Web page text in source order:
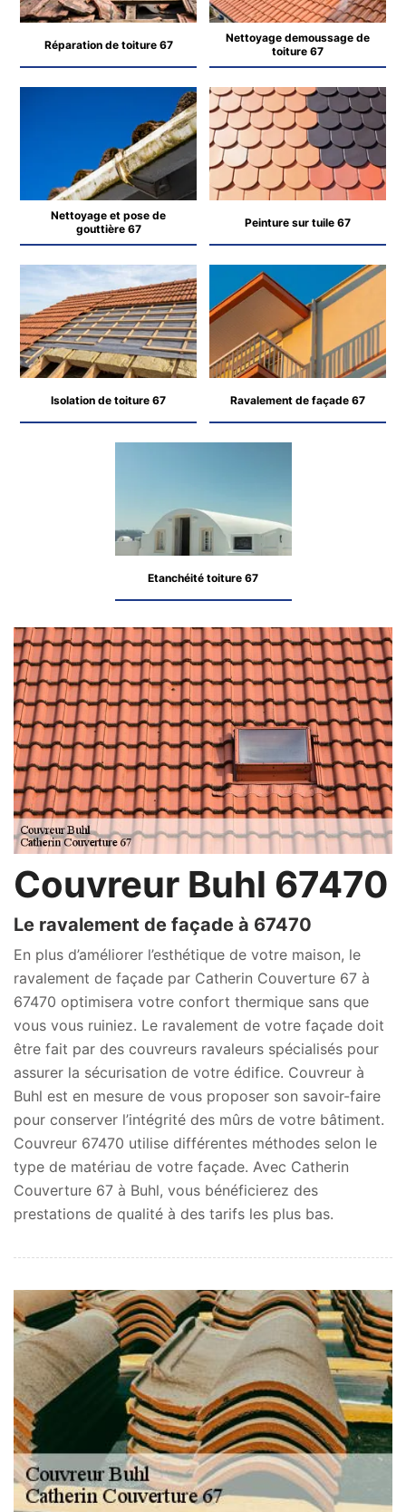
Réparation de toiture 67
Nettoyage demoussage de
toiture 67
Nettoyage et pose de
gouttière 67
Peinture sur tuile 67
Isolation de toiture 67 Ravalement de façade 67
Etanchéité toiture 67
Couvreur Buhl 67470
Le ravalement de façade à 67470
En plus d’améliorer l’esthétique de votre maison, le
ravalement de façade par Catherin Couverture 67 à
67470 optimisera votre confort thermique sans que
vous vous ruiniez. Le ravalement de votre façade doit
être fait par des couvreurs ravaleurs spécialisés pour
assurer la sécurisation de votre édifice. Couvreur à
Buhl est en mesure de vous proposer son savoir-faire
pour conserver l’intégrité des mûrs de votre bâtiment.
Couvreur 67470 utilise différentes méthodes selon le
type de matériau de votre façade. Avec Catherin
Couverture 67 à Buhl, vous bénéficierez des
prestations de qualité à des tarifs les plus bas.